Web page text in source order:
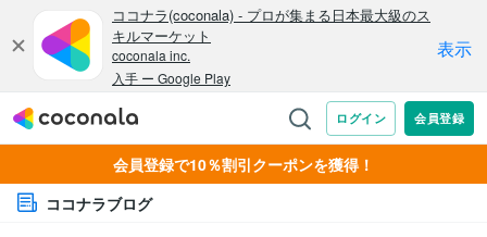
会員登録で10％割引クーポンを獲得！
ココナラブログ